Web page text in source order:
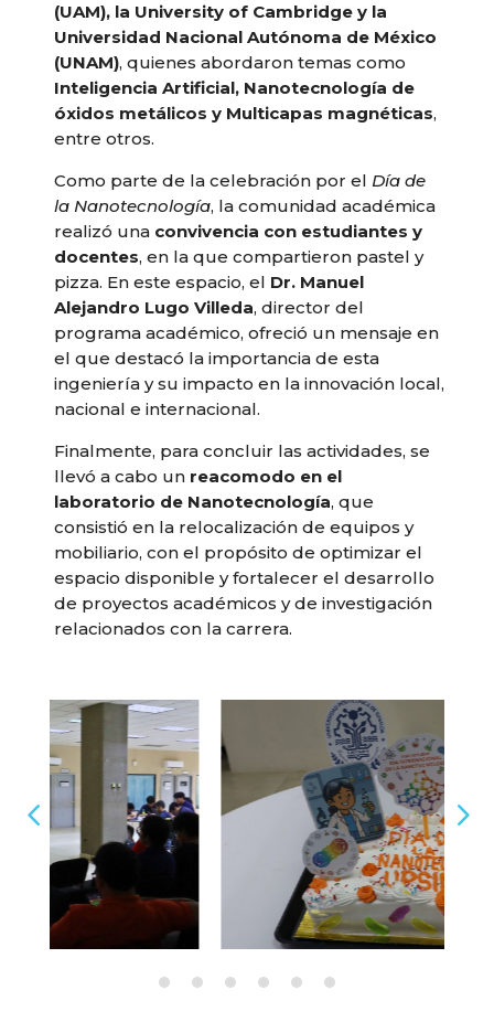
(UAM), la University of Cambridge y la
Universidad Nacional Autónoma de México
(UNAM), quienes abordaron temas como
Inteligencia Artificial, Nanotecnología de
óxidos metálicos y Multicapas magnéticas,
entre otros.
Como parte de la celebración por el Día de
la Nanotecnología, la comunidad académica
realizó una convivencia con estudiantes y
docentes, en la que compartieron pastel y
pizza. En este espacio, el Dr. Manuel
Alejandro Lugo Villeda, director del
programa académico, ofreció un mensaje en
el que destacó la importancia de esta
ingeniería y su impacto en la innovación local,
nacional e internacional.
Finalmente, para concluir las actividades, se
llevó a cabo un reacomodo en el
laboratorio de Nanotecnología, que
consistió en la relocalización de equipos y
mobiliario, con el propósito de optimizar el
espacio disponible y fortalecer el desarrollo
de proyectos académicos y de investigación
relacionados con la carrera.